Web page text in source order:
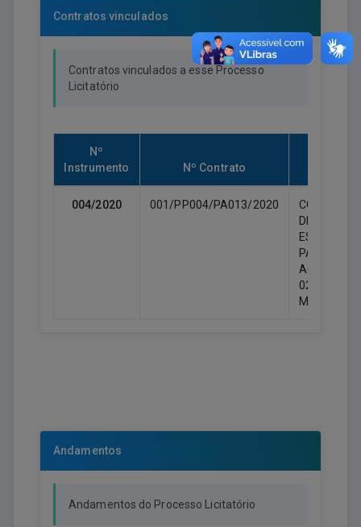
Contratos vinculados
Contratos vinculados a esse Processo
Licitatório
Nº
Instrumento
Nº Contrato
004/2020 001/PP004/PA013/2020
DE
PARA
AQUISIÇÃO
02(DUAS)
Andamentos
Andamentos do Processo Licitatório